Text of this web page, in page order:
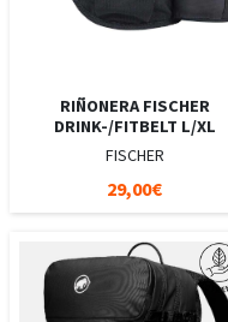
RIÑONERA FISCHER
DRINK-/FITBELT L/XL
FISCHER
29,00€